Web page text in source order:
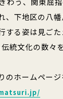
、下地区の八
する姿は見ご
統文化の数々
のホームページ